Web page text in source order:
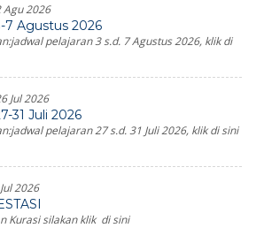
Agu 2026
7 Agustus 2026
pelajaran 3 s.d. 7 Agustus 2026, klik di
Jul 2026
31 Juli 2026
pelajaran 27 s.d. 31 Juli 2026, klik di sini
2026
Kurasi silakan klik di sini